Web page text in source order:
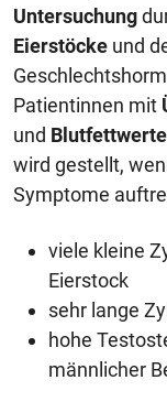
Untersuchung
Eierstöcke und
Patientinnen mit
und Blutfettwerte
wird gestellt,
Symptome
viele kleine
Eierstock
sehr lange
hohe
männlicher